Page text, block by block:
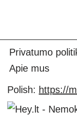
Privatumo
Apie mus
Polish: https://